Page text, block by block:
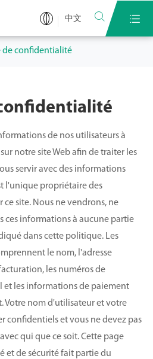
中文  
de confidentialité
de nos utilisateurs à
notre site Web afin de traiter les
servir avec des informations
l'unique propriétaire des
site. Nous ne vendrons, ne
ces informations à aucune partie
dans cette politique. Les
le nom, l'adresse
les numéros de
et les informations de paiement
Votre nom d'utilisateur et votre
confidentiels et vous ne devez pas
qui que ce soit. Cette page
et de sécurité fait partie du